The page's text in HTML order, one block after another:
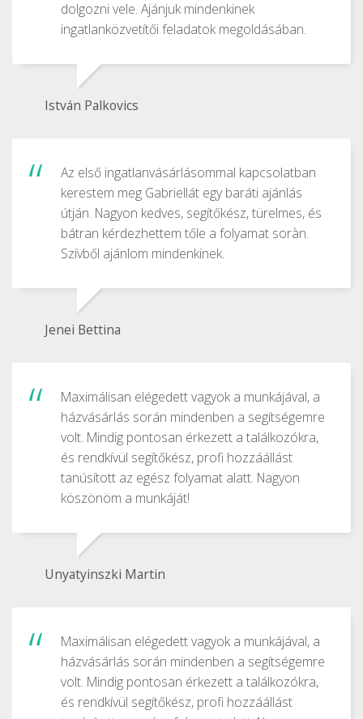
dolgozni vele. Ajánjuk mindenkinek
ingatlanközvetítői feladatok megoldásában.
István Palkovics
Az első ingatlanvásárlásommal kapcsolatban
kerestem meg Gabriellát egy baráti ajánlás
útján. Nagyon kedves, segítőkész, türelmes, és
bátran kérdezhettem tőle a folyamat soràn.
Szívből ajánlom mindenkinek.
Jenei Bettina
Maximálisan elégedett vagyok a munkájával, a
házvásárlás során mindenben a segítségemre
volt. Mindig pontosan érkezett a találkozókra,
és rendkívül segítőkész, profi hozzáállást
tanúsított az egész folyamat alatt. Nagyon
köszönöm a munkáját!
Unyatyinszki Martin
Maximálisan elégedett vagyok a munkájával, a
házvásárlás során mindenben a segítségemre
volt. Mindig pontosan érkezett a találkozókra,
és rendkívül segítőkész, profi hozzáállást